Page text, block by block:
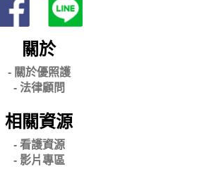
關於
- 關於優照護
- 法律顧問
相關資源
- 看護資源
- 影片專區